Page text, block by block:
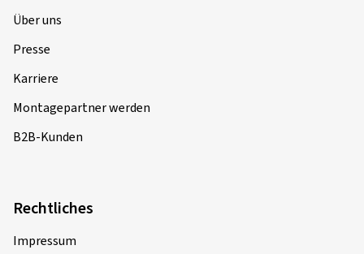
Über uns
Presse
Karriere
Montagepartner werden
B2B-Kunden
Rechtliches
Impressum